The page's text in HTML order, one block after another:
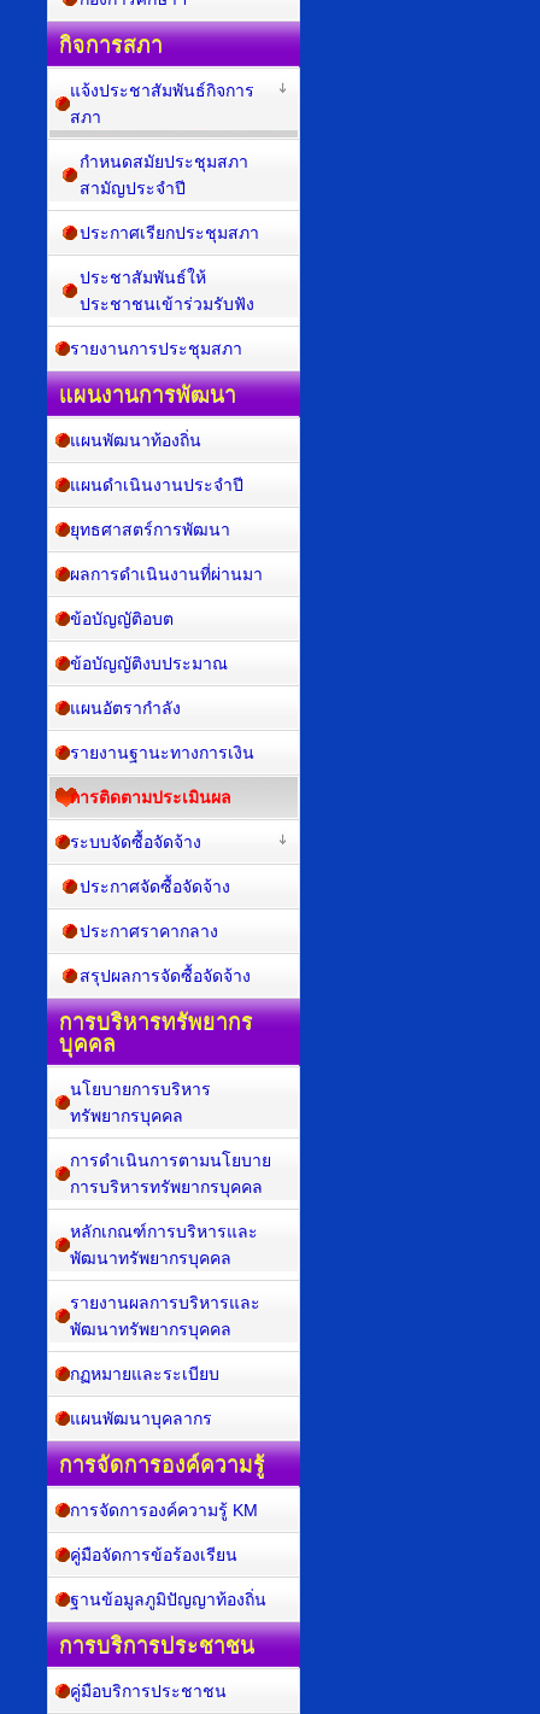
กิจการสภา
แจ้งประชาสัมพันธ์กิจการ
สภา
กำหนดสมัยประชุมสภา
สามัญประจำปี
ประกาศเรียกประชุมสภา
ประชาสัมพันธ์ให้
ประชาชนเข้าร่วมรับฟัง
รายงานการประชุมสภา
แผนงานการพัฒนา
แผนพัฒนาท้องถิ่น
แผนดำเนินงานประจำปี
ยุทธศาสตร์การพัฒนา
ผลการดำเนินงานที่ผ่านมา
ข้อบัญญัติอบต
ข้อบัญญัติงบประมาณ
แผนอัตรากำลัง
รายงานฐานะทางการเงิน
การติดตามประเมินผล
ระบบจัดซื้อจัดจ้าง
ประกาศจัดซื้อจัดจ้าง
ประกาศราคากลาง
สรุปผลการจัดซื้อจัดจ้าง
การบริหารทรัพยากร
บุคคล
นโยบายการบริหาร
ทรัพยากรบุคคล
การดำเนินการตามนโยบาย
การบริหารทรัพยากรบุคคล
หลักเกณฑ์การบริหารและ
พัฒนาทรัพยากรบุคคล
รายงานผลการบริหารและ
พัฒนาทรัพยากรบุคคล
กฏหมายและระเบียบ
แผนพัฒนาบุคลากร
การจัดการองค์ความรู้
การจัดการองค์ความรู้ KM
คู่มือจัดการข้อร้องเรียน
ฐานข้อมูลภูมิปัญญาท้องถิ่น
การบริการประชาชน
คู่มือบริการประชาชน